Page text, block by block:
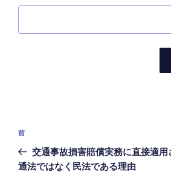
投
ナ
前
の
投
前
交通事故損害賠償実務に直接適
通法ではなく民法である理由